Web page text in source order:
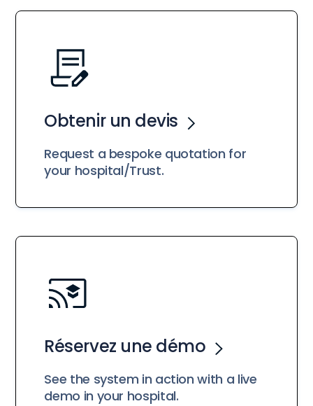
Obtenir un devis
Request a bespoke quotation for
your hospital/Trust.
Réservez une démo
See the system in action with a live
demo in your hospital.